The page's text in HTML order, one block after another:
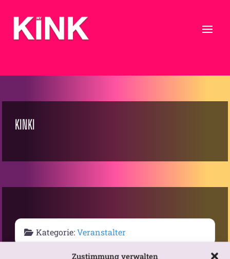
Zustimmung verwalten
KINKI
Kategorie:Veranstalter